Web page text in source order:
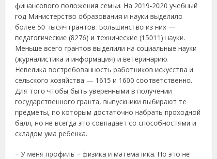
финансового положения семьи. На 2019-2020 учебный
год Министерство образования и науки выделило
более 50 тысяч грантов. Большинство из них —
педагогические (8276) и технические (15011) науки.
Меньше всего грантов выделили на социальные науки
(журналистика и информация) и ветеринарию.
Невелика востребованность работников искусства и
сельского хозяйства — 1615 и 1600 соответственно.
Для того чтобы быть уверенными в получении
государственного гранта, выпускники выбирают те
предметы, по которым достаточно набрать проходной
балл, но не всегда это совпадает со способностями и
складом ума ребенка.
– У меня профиль – физика и математика. Но это не